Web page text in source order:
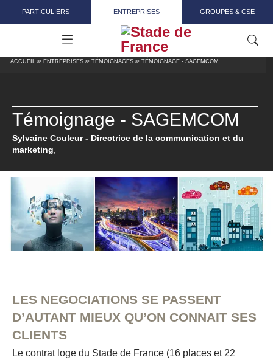
PARTICULIERS ENTREPRISES GROUPES & CSE
ACCUEIL ENTREPRISES TÉMOIGNAGES TÉMOIGNAGE - SAGEMCOM
Témoignage - SAGEMCOM
Sylvaine Couleur - Directrice de la communication et du
marketing
LES NEGOCIATIONS SE PASSENT
D’AUTANT MIEUX QU’ON CONNAIT SES
CLIENTS
Le contrat loge du Stade de France (16 places et 22